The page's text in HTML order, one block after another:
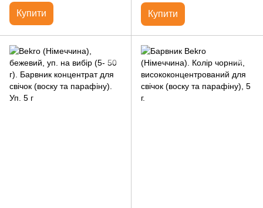
Купити Купити